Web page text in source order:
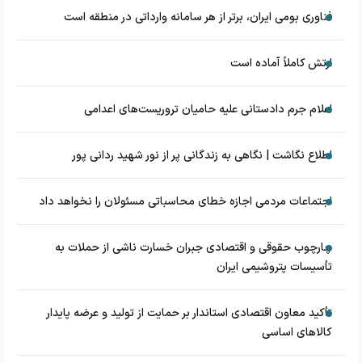
فناوری بومی ایران، برتر از هر سامانه وارداتی در منطقه است
ارتش کاملاً آماده است
اعلام جرم دادستانی علیه حامیان تروریست‌های اعدامی
اطلاع نگاشت | نگاهی به زندگانی پر از نور شهید ردانی پور
اجتماعات مردمی اجازه خطای محاسباتی مسئولان را نخواهد داد
چارچوب حقوقی و اقتصادی جبران خسارت ناشی از حملات به
تأسیسات پتروشیمی ایران
تأکید معاون اقتصادی استاندار بر حمایت از تولید و عرضه پایدار
کالاهای اساسی